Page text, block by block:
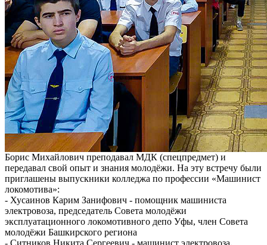
Борис Михайлович преподавал МДК (спецпредмет) и
передавал свой опыт и знания молодёжи. На эту встречу были
приглашены выпускники колледжа по профессии «Машинист
локомотива»:
- Хусаинов Карим Занифович - помощник машиниста
электровоза, председатель Совета молодёжи
эксплуатационного локомотивного депо Уфы, член Совета
молодёжи Башкирского региона
- Ситников Никита Сергеевич - машинист электровоза,